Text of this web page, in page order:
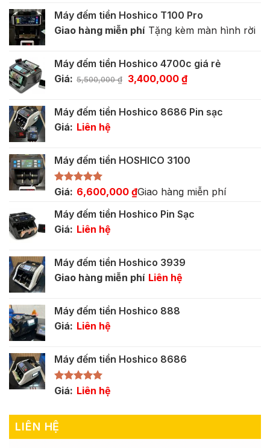
Máy đếm tiền Hoshico T100 Pro
Giao hàng miễn phí Tặng kèm màn hình rời
Máy đếm tiền Hoshico 4700c giá rẻ
Giá: 5,500,000₫
Giá
5,500,000 ₫.
3,400,000 ₫Giá
là:
Máy đếm tiền Hoshico 8686 Pin sạc
Giá: Liên hệ
Máy đếm tiền HOSHICO 3100
Được xếp
5.00
5 sao
Giá: 6,600,000 ₫Giao hàng miễn phí
Máy đếm tiền Hoshico Pin Sạc
Giá: Liên hệ
Máy đếm tiền Hoshico 3939
Giao hàng miễn phí Liên hệ
Máy đếm tiền Hoshico 888
Giá: Liên hệ
Máy đếm tiền Hoshico 8686
Được xếp
Giá: Liên hệ
LIÊN HỆ